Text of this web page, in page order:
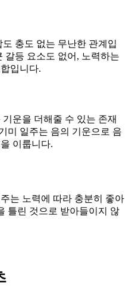
충도 없는 무난한 관계입
갈등 요소도 없어, 노력하는
입니다.
운을 더해줄 수 있는 존재
미 일주는 음의 기운으로 음
이룹니다.
는 노력에 따라 충분히 좋아
틀린 것으로 받아들이지 않